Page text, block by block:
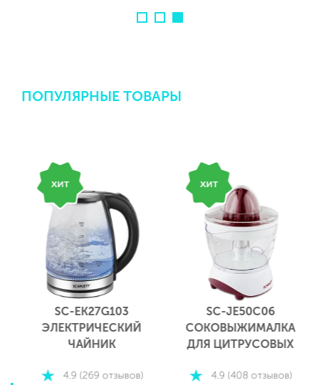
ПОПУЛЯРНЫЕ ТОВАРЫ
SC-EK27G103
ЭЛЕКТРИЧЕСКИЙ
ЧАЙНИК
4.9 (269 отзывов)
SC-JE50C06
СОКОВЫЖИМАЛКА
ДЛЯ ЦИТРУСОВЫХ
4.9 (408 отзывов)